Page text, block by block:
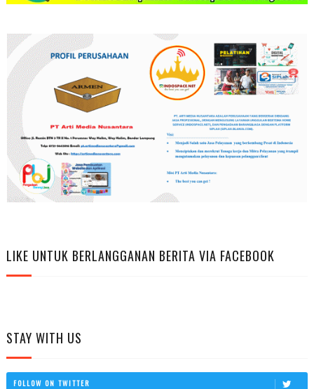
LIKE UNTUK BERLANGGANAN BERITA VIA FACEBOOK
STAY WITH US
FOLLOW ON TWITTER